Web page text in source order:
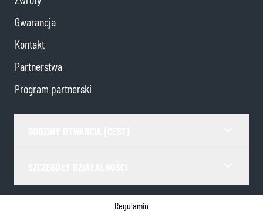
Gwarancja
Kontakt
Partnerstwa
Program partnerski
Regulamin